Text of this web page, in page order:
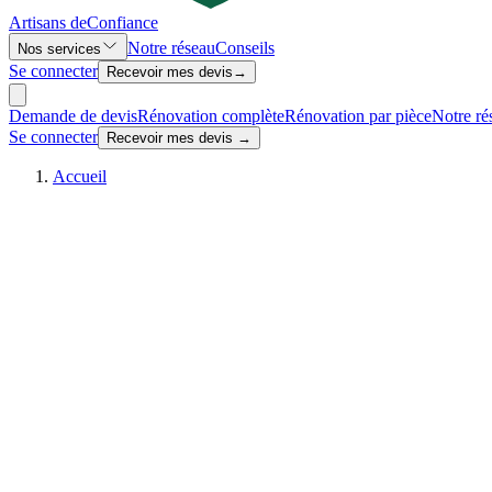
Artisans deConfiance
Nos services Notre réseauConseils
Se connecter
Recevoir mes devis →
Demande de devisRénovation complèteRénovation par pièceNotre
Se connecter
Recevoir mes devis →
Accueil